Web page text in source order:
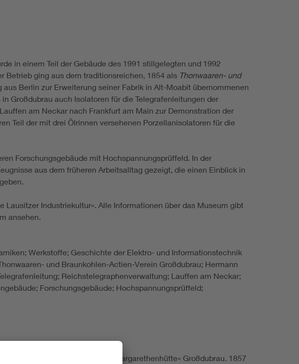
in einem Teil der Gebäude des 1991 stillgelegten und 1992
Betrieb ging aus dem traditionsreichen, 1854 als Thonwaaren- und
Berlin zur Erweiterung seiner Fabrik in Alt-Moabit übernommenen
Großdubrau auch Isolatoren für die Telegrafenleitungen der
am Neckar nach Frankfurt am Main zur Demonstration der
Teil der mit drei Ölrinnen versehenen Porzellanisolatoren für die
Forschungsgebäude mit Hochspannungsprüffeld. In der
aus dem früheren Arbeitsalltag gezeigt, die einen Einblick in
Lausitzer Industriekultur«. Alle Informationen über das Museum gibt
ansehen.
Werkstoffe; Geschichte der Elektro- und Informationstechnik
und Braunkohlen-Actien-Verein Großdubrau; Hermann
Reichstelegraphenverwaltung; Lauffen am Neckar;
Forschungsgebäude; Hochspannungsprüffeld;
Elektroporzellan. 150 Jahre »Margarethenhütte« Großdubrau. 1857